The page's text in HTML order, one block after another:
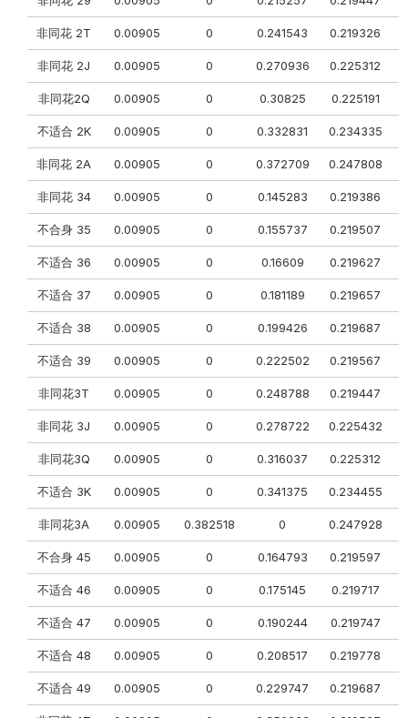
非同花 2T 0.00905 0 0.241543 0.219326
非同花 2J 0.00905 0 0.270936 0.225312
非同花2Q 0.00905 0 0.30825 0.225191
不适合 2K 0.00905 0 0.332831 0.234335
非同花 2A 0.00905 0 0.372709 0.247808
非同花 34 0.00905 0 0.145283 0.219386
不合身 35 0.00905 0 0.155737 0.219507
不适合 36 0.00905 0 0.16609 0.219627
不适合 37 0.00905 0 0.181189 0.219657
不适合 38 0.00905 0 0.199426 0.219687
不适合 39 0.00905 0 0.222502 0.219567
非同花3T 0.00905 0 0.248788 0.219447
非同花 3J 0.00905 0 0.278722 0.225432
非同花3Q 0.00905 0 0.316037 0.225312
不适合 3K 0.00905 0 0.341375 0.234455
非同花3A 0.00905 0.382518 0 0.247928
不合身 45 0.00905 0 0.164793 0.219597
不适合 46 0.00905 0 0.175145 0.219717
不适合 47 0.00905 0 0.190244 0.219747
不适合 48 0.00905 0 0.208517 0.219778
不适合 49 0.00905 0 0.229747 0.219687